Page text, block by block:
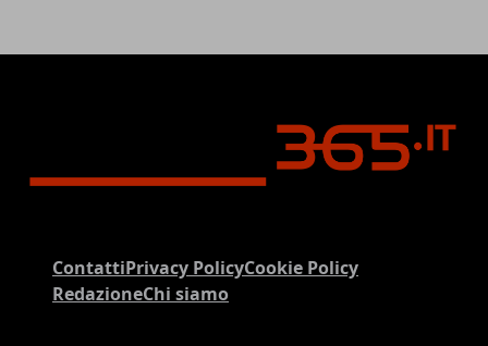
ContattiPrivacy PolicyCookie Policy
RedazioneChi siamo